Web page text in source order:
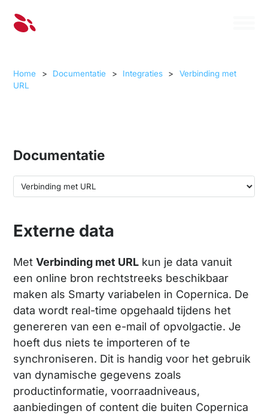
Home > Documentatie > Integraties >
Verbinding met
URL
Documentatie
Externe data
MetVerbinding met URL kun je data vanuit
een online bron rechtstreeks beschikbaar
maken als Smarty variabelen in Copernica. De
data wordt real-time opgehaald tijdens het
genereren van een e-mail of opvolgactie. Je
hoeft dus niets te importeren of te
synchroniseren. Dit is handig voor het gebruik
van dynamische gegevens zoals
productinformatie, voorraadniveaus,
aanbiedingen of content die buiten Copernica